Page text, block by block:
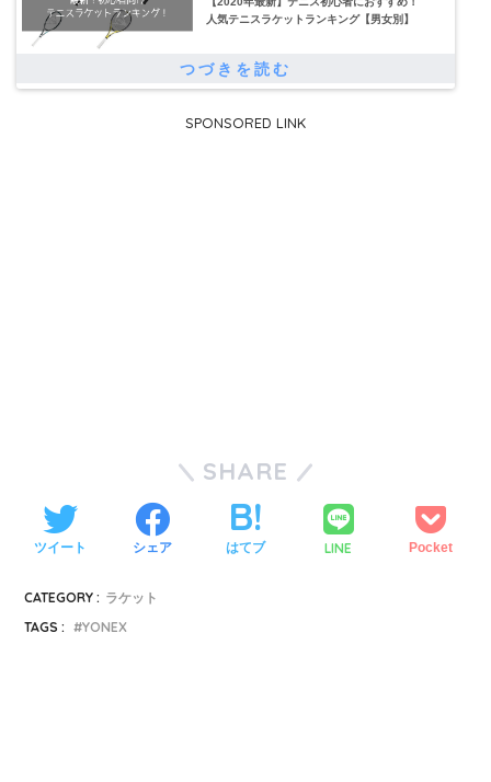
人気テニスラケットランキング【男女別】
SPONSORED LINK
SHARE
ツイート シェア はてブ LINE Pocket
CATEGORY : ラケット
TAGS :
YONEX